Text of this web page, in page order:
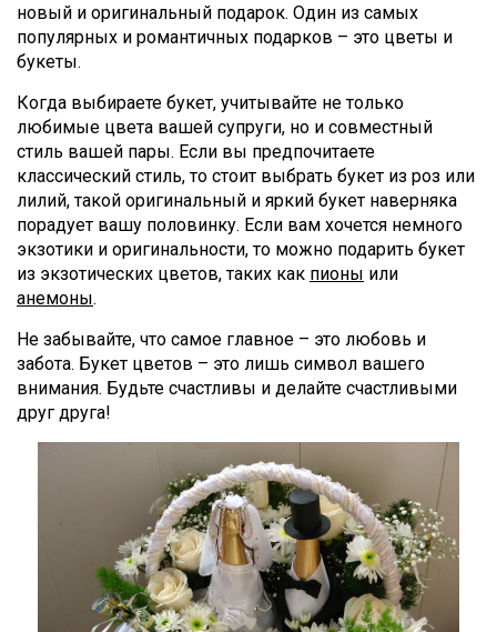
новый и оригинальный подарок. Один из самых
популярных и романтичных подарков – это цветы и
букеты.
Когда выбираете букет, учитывайте не только
любимые цвета вашей супруги, но и совместный
стиль вашей пары. Если вы предпочитаете
классический стиль, то стоит выбрать букет из роз или
лилий, такой оригинальный и яркий букет наверняка
порадует вашу половинку. Если вам хочется немного
экзотики и оригинальности, то можно подарить букет
из экзотических цветов, таких как пионы или
анемоны.
Не забывайте, что самое главное – это любовь и
забота. Букет цветов – это лишь символ вашего
внимания. Будьте счастливы и делайте счастливыми
друг друга!